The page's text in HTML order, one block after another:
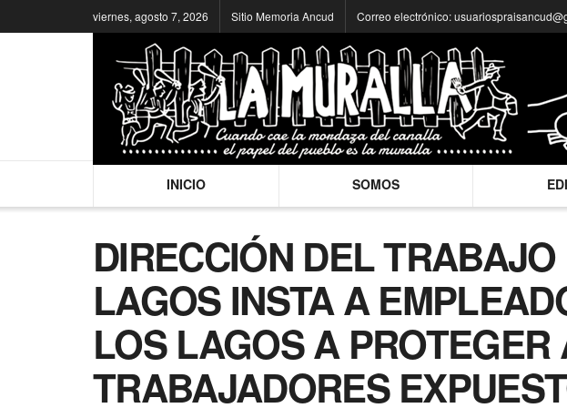
viernes, agosto 7, 2026 Sitio Memoria Ancud Correo electrónico:
INICIO SOMOS
DIRECCIÓN DEL
LAGOS INSTA A
LOS LAGOS A PROTEGER
TRABAJADORES